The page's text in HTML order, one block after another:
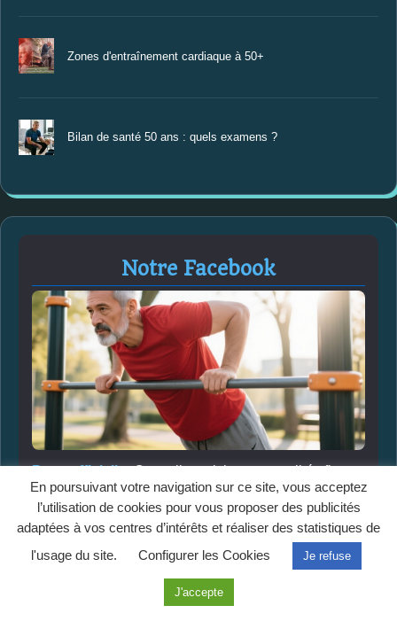
Zones d'entraînement cardiaque à 50+
Bilan de santé 50 ans : quels examens ?
Notre Facebook
Page officielle:Conseils, articles et actualités fitness
Suivre la page
En poursuivant votre navigation sur ce site, vous acceptez
l’utilisation de cookies pour vous proposer des publicités
adaptées à vos centres d’intérêts et réaliser des statistiques de
l'usage du site.
Configurer les Cookies Je refuse
J'accepte